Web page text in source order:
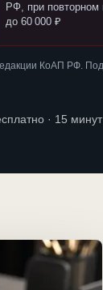
РФ, при повторном
до 60 000 ₽
КоАП РФ.
· 15